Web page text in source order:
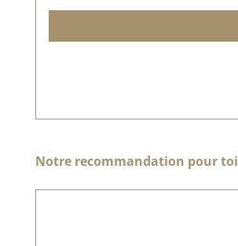
Ignorer la galerie de produits
Notre recommandation pour toi